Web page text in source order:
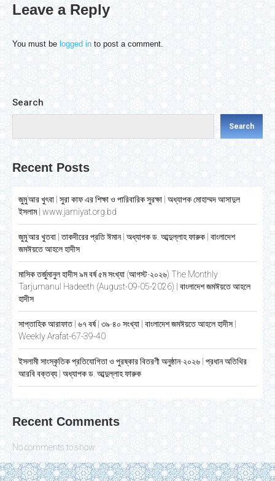
Leave a Reply
You must be logged in to post a comment.
Search
Search
Recent Posts
জুমু’আর খুৎবা | সুরা কাফ এর শিক্ষা ও পারিবারিক সুরক্ষা | অধ্যাপক মোহাম্মদ আসাদুল
ইসলাম | www.jamiyat.org.bd
জুমু’আর খুতবা | তাকদীরের প্রতি ঈমান | অধ্যাপক ড. আব্দুল্লাহ ফারুক | বাংলাদেশ
জমঈয়তে আহলে হাদীস
মাসিক তর্জুমানুল হাদীস ৯ম বর্ষ ৫ম সংখ্যা (আগস্ট-২০২৬) The Monthly
Tarjumanul Hadeeth (August-09-05-2026) | বাংলাদেশ জমঈয়তে আহলে
হাদীস
সাপ্তাহিক আরাফাত | ৬৭ বর্ষ | ৩৯-৪০ সংখ্যা | বাংলাদেশ জমঈয়তে আহলে হাদীস |
Weekly Arafat-67-39-40
ইসলামী সাংস্কৃতিক প্রতিযোগিতা ও পুরষ্কার বিতরণী অনুষ্ঠান-২০২৬ | প্রধান অতিথির
আরবি বক্তব্য | অধ্যাপক ড. আব্দুল্লাহ ফারুক
Recent Comments
No comments to show.